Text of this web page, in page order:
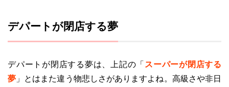
デパートが閉店する夢
デパートが閉店する夢は、上記の「 スーパーが閉店する
夢 」とはまた違う物悲しさがありますよね。高級さや非日